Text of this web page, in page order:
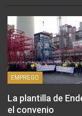
EMPREGO
La plantilla de
el convenio